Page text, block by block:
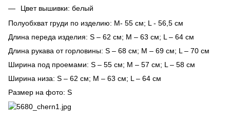
Цвет вышивки: белый
Полуобхват груди по изделию: М- 55 см; L - 56,5 см
Длина переда изделия: S – 62 см; M – 63 см; L – 64 см
Длина рукава от горловины: S – 68 см; M – 69 см; L – 70 см
Ширина под проемами: S – 55 см; M – 57 см; L – 58 см
Ширина низа: S – 62 см; M – 63 см; L – 64 см
Размер на фото: S